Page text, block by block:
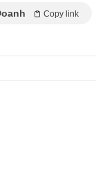
Copy link